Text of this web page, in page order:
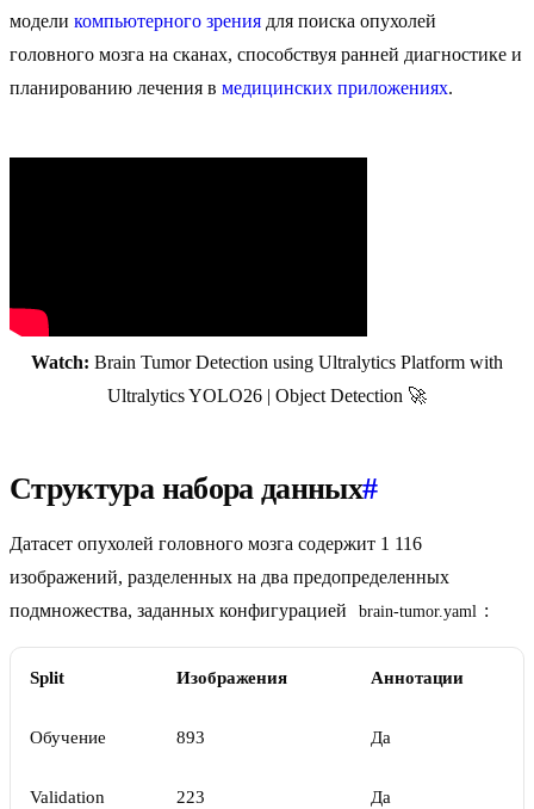
модели компьютерного зрения для поиска опухолей
головного мозга на сканах, способствуя ранней диагностике и
планированию лечения в медицинских приложениях.
Watch: Brain Tumor Detection using Ultralytics Platform with
Ultralytics YOLO26 | Object Detection 🚀
Структура набора данных#
Датасет опухолей головного мозга содержит 1 116
изображений, разделенных на два предопределенных
подмножества, заданных конфигурацией
brain-tumor.yaml :
Split Изображения Аннотации
Обучение 893 Да
Validation 223 Да